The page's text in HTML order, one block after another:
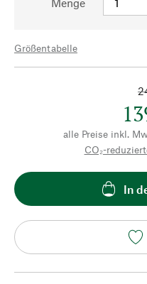
Größentabelle
alle Preise inkl.
CO₂-
In